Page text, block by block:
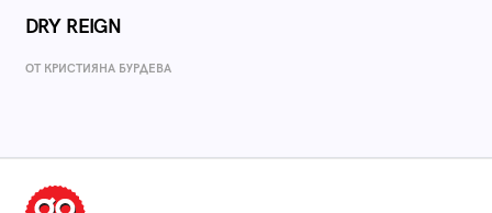
DRY REIGN
ОТ КРИСТИЯНА БУРДЕВА